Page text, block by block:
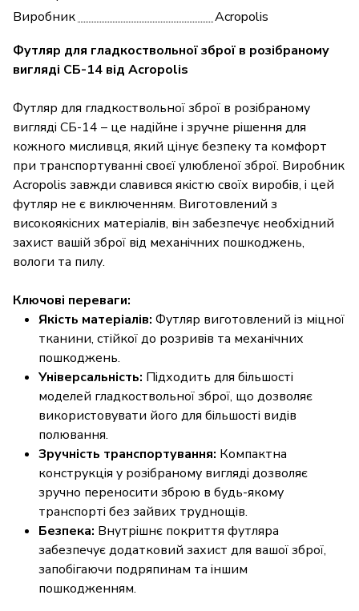
Виробник
Acropolis
Футляр для гладкоствольної зброї в розібраному
вигляді СБ-14 від Acropolis
Футляр для гладкоствольної зброї в розібраному
вигляді СБ-14 – це надійне і зручне рішення для
кожного мисливця, який цінує безпеку та комфорт
при транспортуванні своєї улюбленої зброї. Виробник
Acropolis завжди славився якістю своїх виробів, і цей
футляр не є виключенням. Виготовлений з
високоякісних матеріалів, він забезпечує необхідний
захист вашій зброї від механічних пошкоджень,
вологи та пилу.
Ключові переваги:
Якість матеріалів: Футляр виготовлений із міцної
тканини, стійкої до розривів та механічних
пошкоджень.
Універсальність: Підходить для більшості
моделей гладкоствольної зброї, що дозволяє
використовувати його для більшості видів
полювання.
Зручність транспортування: Компактна
конструкція у розібраному вигляді дозволяє
зручно переносити зброю в будь-якому
транспорті без зайвих труднощів.
Безпека: Внутрішнє покриття футляра
забезпечує додатковий захист для вашої зброї,
запобігаючи подряпинам та іншим
пошкодженням.